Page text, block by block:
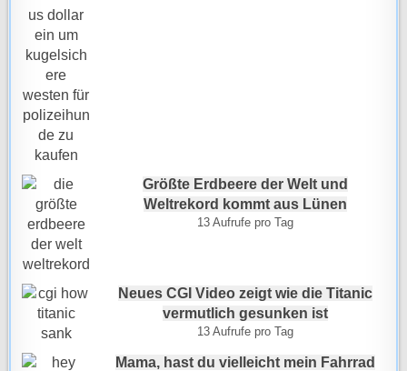
Größte Erdbeere der Welt und
Weltrekord kommt aus Lünen
13 Aufrufe pro Tag
Neues CGI Video zeigt wie die Titanic
vermutlich gesunken ist
13 Aufrufe pro Tag
Mama, hast du vielleicht mein Fahrrad